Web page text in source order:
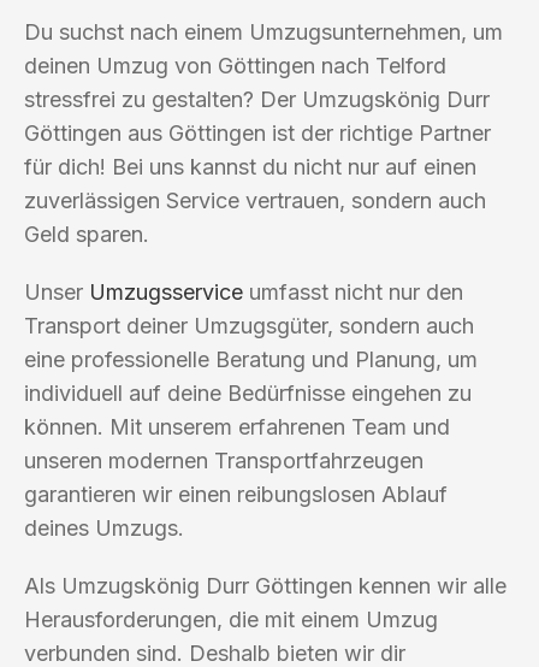
Du suchst nach einem Umzugsunternehmen, um
deinen Umzug von Göttingen nach Telford
stressfrei zu gestalten? Der Umzugskönig Durr
Göttingen aus Göttingen ist der richtige Partner
für dich! Bei uns kannst du nicht nur auf einen
zuverlässigen Service vertrauen, sondern auch
Geld sparen.
Unser Umzugsservice umfasst nicht nur den
Transport deiner Umzugsgüter, sondern auch
eine professionelle Beratung und Planung, um
individuell auf deine Bedürfnisse eingehen zu
können. Mit unserem erfahrenen Team und
unseren modernen Transportfahrzeugen
garantieren wir einen reibungslosen Ablauf
deines Umzugs.
Als Umzugskönig Durr Göttingen kennen wir alle
Herausforderungen, die mit einem Umzug
verbunden sind. Deshalb bieten wir dir